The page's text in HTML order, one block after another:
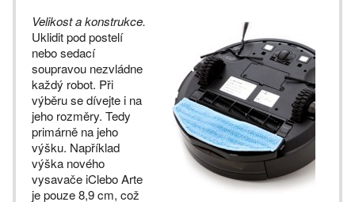
Velikost a konstrukce.
Uklidit pod postelí
nebo sedací
soupravou nezvládne
každý robot. Při
výběru se dívejte i na
jeho rozměry. Tedy
primárně na jeho
výšku. Například
výška nového
vysavače iClebo Arte
je pouze 8,9 cm, což